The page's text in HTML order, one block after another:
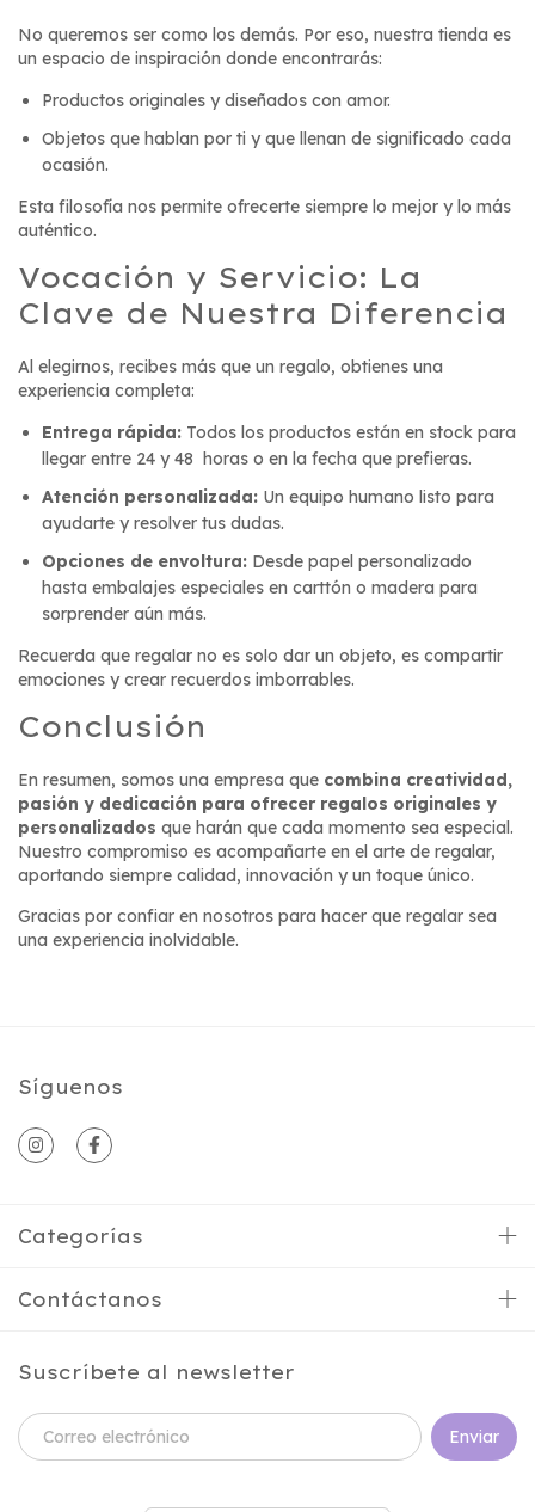
No queremos ser como los demás. Por eso, nuestra tienda es
un espacio de inspiración donde encontrarás:
Productos originales y diseñados con amor.
Objetos que hablan por ti y que llenan de significado cada
ocasión.
Esta filosofía nos permite ofrecerte siempre lo mejor y lo más
auténtico.
Vocación y Servicio: La
Clave de Nuestra Diferencia
Al elegirnos, recibes más que un regalo, obtienes una
experiencia completa:
Entrega rápida: Todos los productos están en stock para
llegar entre 24 y 48 horas o en la fecha que prefieras.
Atención personalizada: Un equipo humano listo para
ayudarte y resolver tus dudas.
Opciones de envoltura: Desde papel personalizado
hasta embalajes especiales en carttón o madera para
sorprender aún más.
Recuerda que regalar no es solo dar un objeto, es compartir
emociones y crear recuerdos imborrables.
Conclusión
En resumen, somos una empresa que combina creatividad,
pasión y dedicación para ofrecer regalos originales y
personalizados que harán que cada momento sea especial.
Nuestro compromiso es acompañarte en el arte de regalar,
aportando siempre calidad, innovación y un toque único.
Gracias por confiar en nosotros para hacer que regalar sea
una experiencia inolvidable.
Síguenos
Categorías
Contáctanos
Suscríbete al newsletter